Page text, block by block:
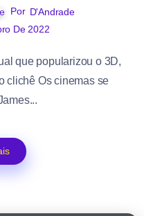
Por D'Andrade
De 2022
que popularizou o 3D,
clichê Os cinemas se